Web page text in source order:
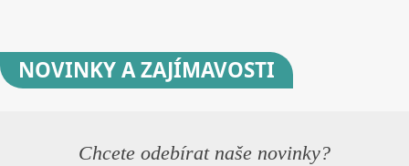
NOVINKYA ZAJÍMAVOSTI
Chcete odebírat naše novinky?